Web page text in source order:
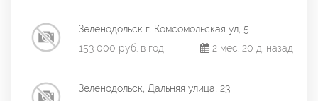
Зеленодольск г, Комсомольская ул, 5
153 000 руб. в год
2 мес. 20 д. назад
Зеленодольск, Дальняя улица, 23